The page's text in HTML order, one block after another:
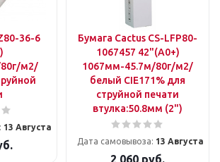
36-6
м2/
13 Августа
Бумага Cactus CS-LFP80-
1067457 42"(A0+)
1067мм-45.7м/80г/м2/
белый CIE171% для
струйной печати
втулка:50.8мм (2")
Дата самовывоза: 13 Августа
2 060 руб.